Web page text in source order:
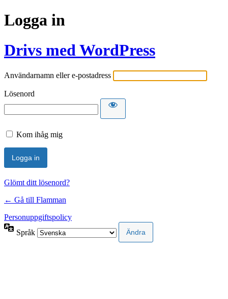
Logga in
Drivs med WordPress
Användarnamn eller e-postadress
Lösenord
Kom ihåg mig
Glömt ditt lösenord?
← Gå till Flamman
Personuppgiftspolicy
Språk